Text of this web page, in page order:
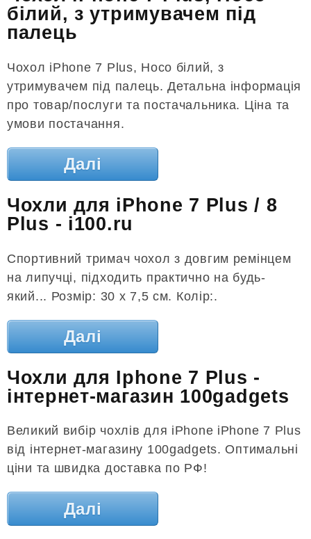
білий, з утримувачем під
палець
Чохол iPhone 7 Plus, Hoco білий, з
утримувачем під палець. Детальна інформація
про товар/послуги та постачальника. Ціна та
умови постачання.
Далі
Чохли для iPhone 7 Plus / 8
Plus - i100.ru
Спортивний тримач чохол з довгим ремінцем
на липучці, підходить практично на будь-
який... Розмір: 30 х 7,5 см. Колір:.
Далі
Чохли для Iphone 7 Plus -
інтернет-магазин 100gadgets
Великий вибір чохлів для iPhone iPhone 7 Plus
від інтернет-магазину 100gadgets. Оптимальні
ціни та швидка доставка по РФ!
Далі